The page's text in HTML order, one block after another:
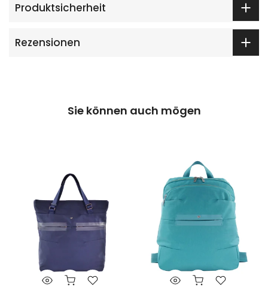
Produktsicherheit
Rezensionen
Sie können auch mögen